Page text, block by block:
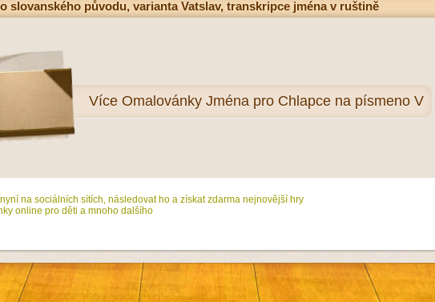
slovanského původu, varianta Vatslav, transkripce jména v ruštině
Více Omalovánky Jména pro Chlapce na písmeno V
na sociálních sítích, následovat ho a získat zdarma nejnovější hry
online pro děti a mnoho dalšího